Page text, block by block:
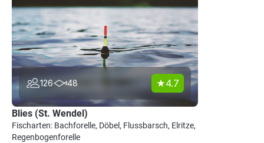
126 48 4.7
Blies (St. Wendel)
Fischarten: Bachforelle, Döbel, Flussbarsch, Elritze,
Regenbogenforelle